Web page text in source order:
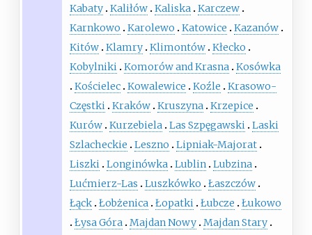
Kabaty Kaliłów Kaliska Karczew
Karnkowo
Karolewo Katowice
Kazanów
Kitów Klamry Klimontów Kłecko
Kobylniki Komorów and Krasna Kosówka
Kościelec Kowalewice Koźle
Krasowo-
Częstki Kraków Kruszyna Krzepice
Kurów Kurzebiela Las Szpęgawski Laski
Szlacheckie
Leszno
Lipniak-Majorat
Liszki Longinówka Lublin Lubzina
Lućmierz-Las
Luszkówko
Łaszczów
Łąck Łobżenica Łopatki Łubcze
Łukowo
Łysa Góra Majdan Nowy Majdan Stary